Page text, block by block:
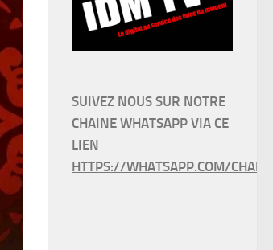
SUIVEZ NOUS SUR NOTRE
CHAINE WHATSAPP VIA CE
LIEN
HTTPS://WHATSAPP.COM/